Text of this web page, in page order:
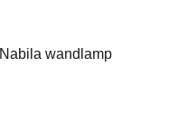
Nabila wandlamp